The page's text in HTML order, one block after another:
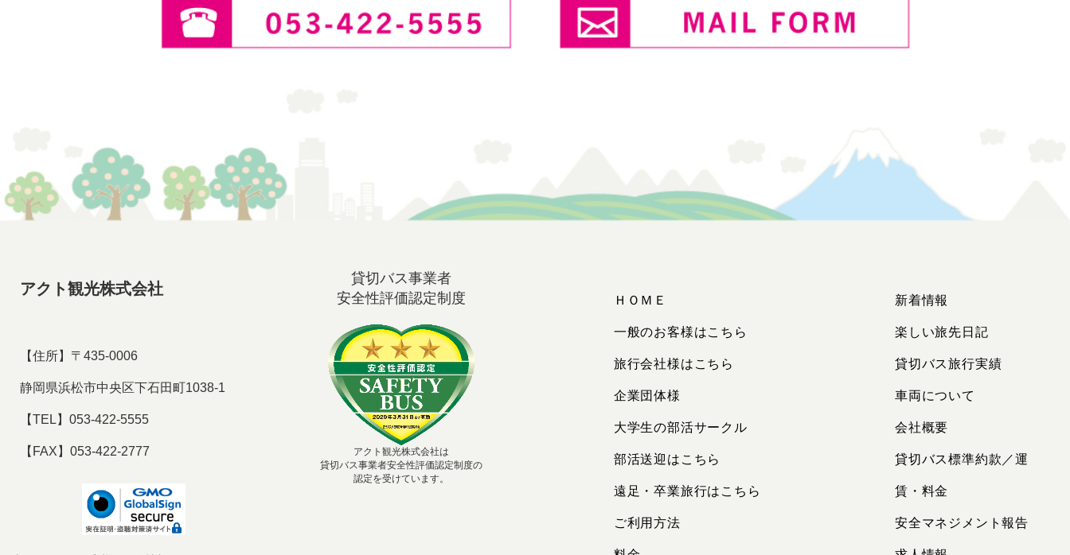
アクト観光株式会社
【住所】〒435-0006
静岡県浜松市中央区下石田町1038-1
【TEL】053-422-5555
【FAX】053-422-2777
貸切バス事業者
安全性評価認定制度
アクト観光株式会社は
貸切バス事業者安全性評価認定制度の
認定を受けています。
ＨＯＭＥ
一般のお客様はこちら
旅行会社様はこちら
企業団体様
大学生の部活サークル
部活送迎はこちら
遠足・卒業旅行はこちら
ご利用方法
新着情報
楽しい旅先日記
貸切バス旅行実績
車両について
会社概要
貸切バス標準約款／運
賃・料金
安全マネジメント報告